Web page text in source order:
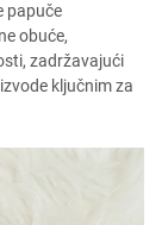
papuče
obuće,
zadržavajući
ključnim za